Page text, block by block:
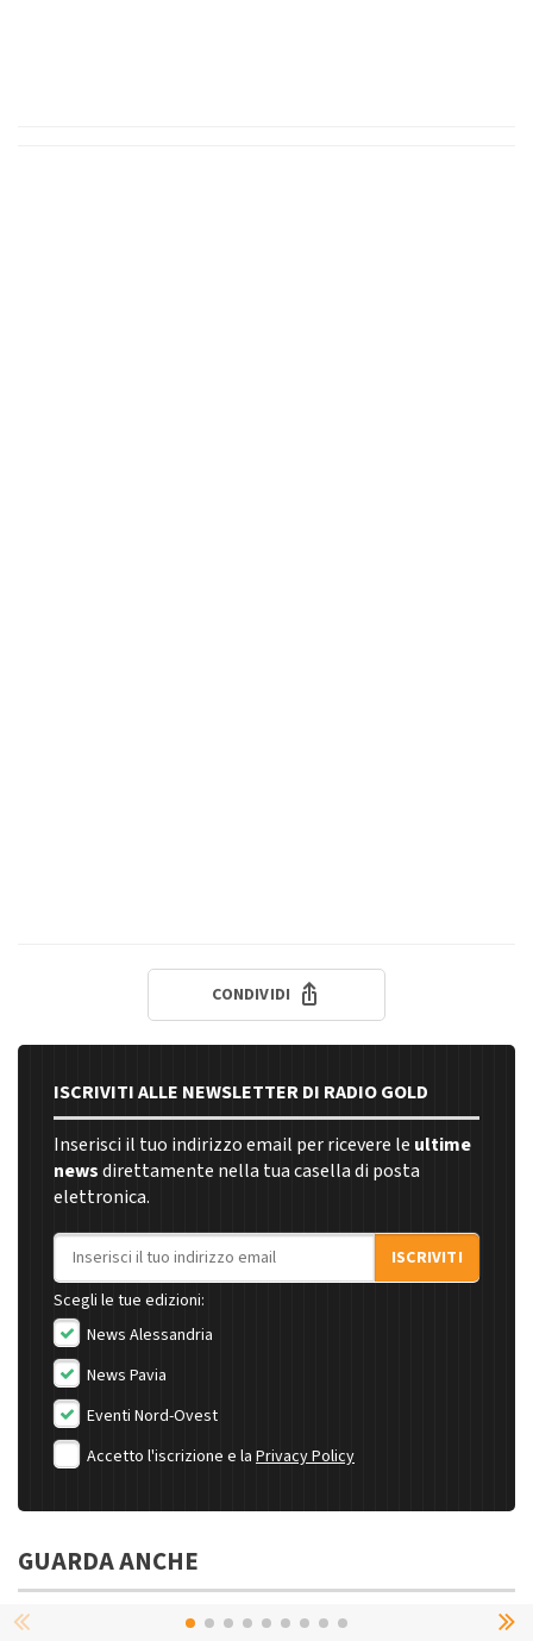
CONDIVIDI
ISCRIVITI ALLE NEWSLETTER DI RADIO GOLD
Inserisci il tuo indirizzo email per ricevere le ultime
newsdirettamente nella tua casella di posta
elettronica.
Indirizzo email
ISCRIVITI
Scegli le tue edizioni:
News Alessandria
News Pavia
Eventi Nord-Ovest
Accetto l'iscrizione e la Privacy Policy
GUARDA ANCHE